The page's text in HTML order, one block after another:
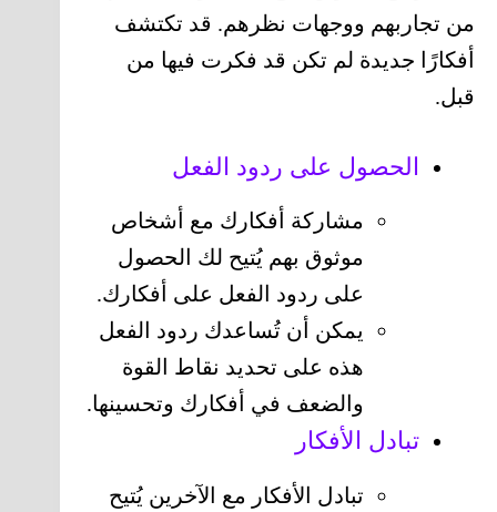
من تجاربهم ووجهات نظرهم. قد تكتشف
أفكارًا جديدة لم تكن قد فكرت فيها من
قبل.
الحصول على ردود الفعل
مشاركة أفكارك مع أشخاص
موثوق بهم يُتيح لك الحصول
على ردود الفعل على أفكارك.
يمكن أن تُساعدك ردود الفعل
هذه على تحديد نقاط القوة
والضعف في أفكارك وتحسينها.
تبادل الأفكار
تبادل الأفكار مع الآخرين يُتيح